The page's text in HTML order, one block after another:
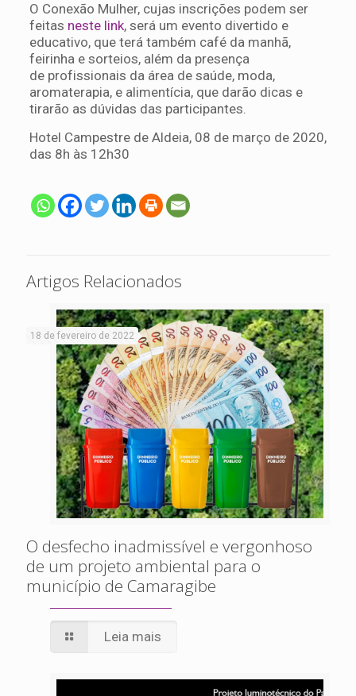
O Conexão Mulher, cujas inscrições podem ser
feitas neste link, será um evento divertido e
educativo, que terá também café da manhã,
feirinha e sorteios, além da presença
de profissionais da área de saúde, moda,
aromaterapia, e alimentícia, que darão dicas e
tirarão as dúvidas das participantes.
Hotel Campestre de Aldeia, 08 de março de 2020,
das 8h às 12h30
Artigos Relacionados
18 de fevereiro de 2022
O desfecho inadmissível e vergonhoso
de um projeto ambiental para o
município de Camaragibe
Leia mais